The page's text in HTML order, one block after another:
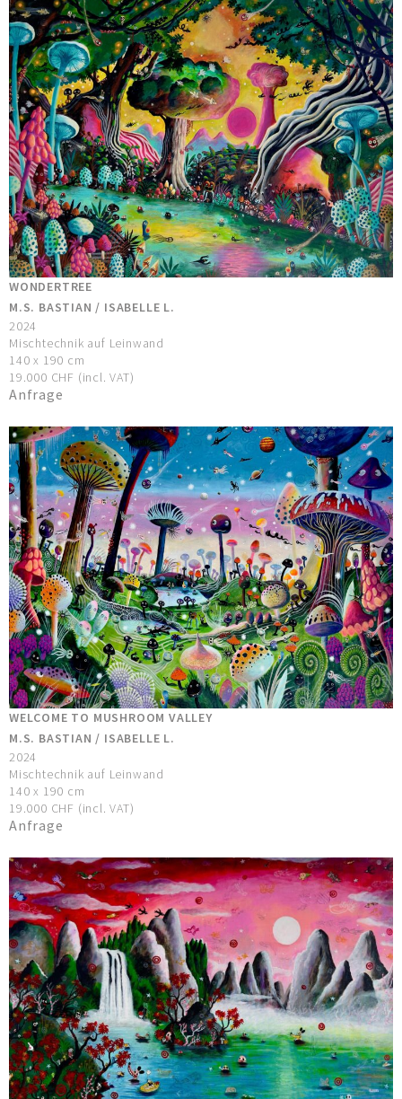
WONDERTREE
M.S. BASTIAN / ISABELLE L.
2024
Mischtechnik auf Leinwand
140 x 190 cm
19.000 CHF (incl. VAT)
Anfrage
WELCOME TO MUSHROOM VALLEY
M.S. BASTIAN / ISABELLE L.
2024
Mischtechnik auf Leinwand
140 x 190 cm
19.000 CHF (incl. VAT)
Anfrage